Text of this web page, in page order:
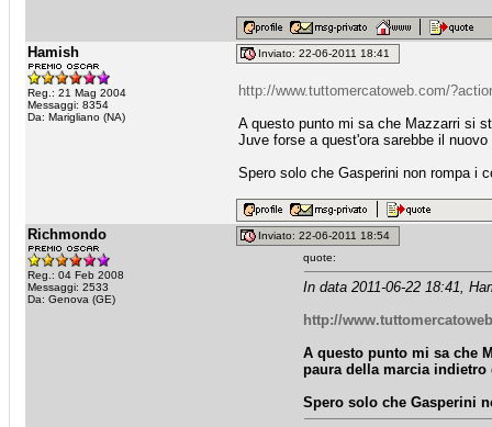
Hamish
Reg.: 21 Mag 2004
Messaggi: 8354
Da: Marigliano (NA)
Inviato: 22-06-2011 18:41
http://www.tuttomercatoweb.com/
A questo punto mi sa che Mazzarri si
Juve forse a quest'ora sarebbe il nuovo
Spero solo che Gasperini non rompa i
Richmondo
Reg.: 04 Feb 2008
Messaggi: 2533
Da: Genova (GE)
Inviato: 22-06-2011 18:54
quote:
In data 2011-06-22 18:41,
http://
A questo punto mi sa che
paura della marcia
Spero solo che Gasperini